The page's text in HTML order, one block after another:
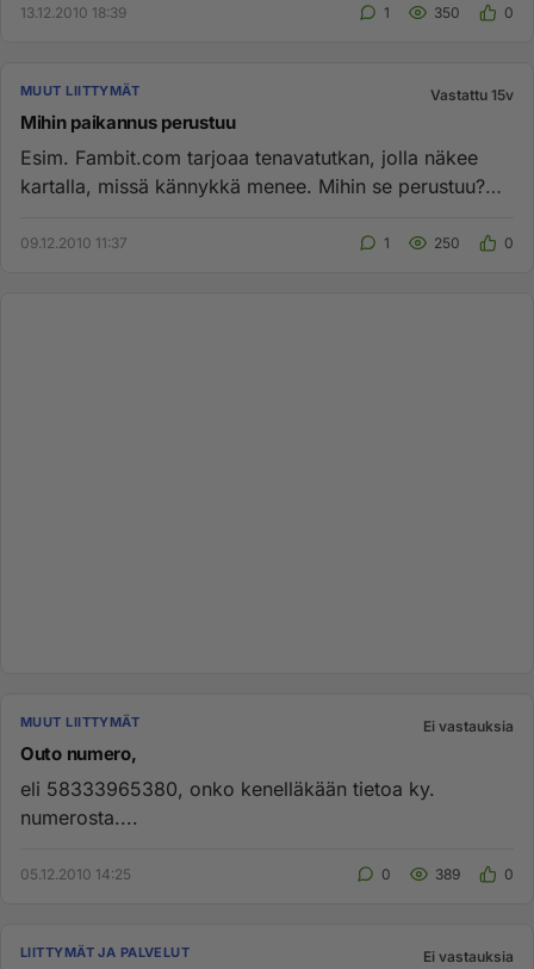
13.12.2010 18:39 1 350 0
MUUT LIITTYMÄT Vastattu 15v
Mihin paikannus perustuu
Esim. Fambit.com tarjoaa tenavatutkan, jolla näkee
kartalla, missä kännykkä menee. Mihin se perustuu?
09.12.2010 11:37 1 250 0
MUUT LIITTYMÄT Ei vastauksia
Outo numero,
eli 58333965380, onko kenelläkään tietoa ky.
numerosta....
05.12.2010 14:25 0 389 0
LIITTYMÄT JA PALVELUT Ei vastauksia